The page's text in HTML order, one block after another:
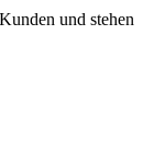
und stehen